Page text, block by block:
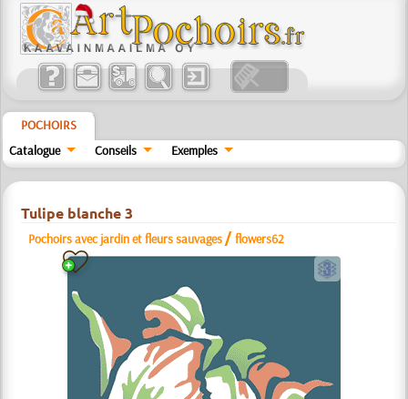
POCHOIRS
Catalogue
Conseils Exemples
Tulipe blanche 3
Pochoirs avec jardin et fleurs sauvages /flowers62
c